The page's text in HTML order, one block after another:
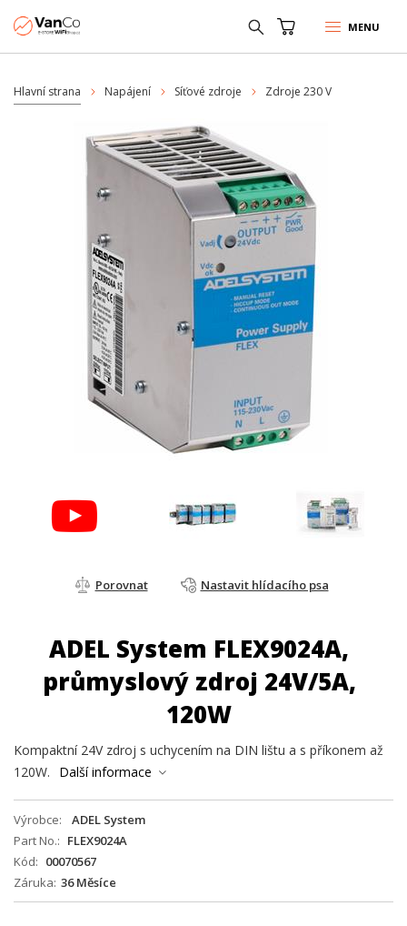
MENU
Hlavní strana Napájení Síťové zdroje Zdroje 230 V
Porovnat Nastavit hlídacího psa
ADEL System FLEX9024A,
průmyslový zdroj 24V/5A,
120W
Kompaktní 24V zdroj s uchycením na DIN lištu a s příkonem až
120W.
Další informace
Výrobce
ADEL System
Part No.
FLEX9024A
Kód
00070567
Záruka 36 Měsíce